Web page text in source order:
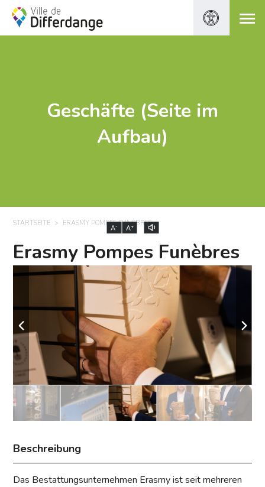
Geschäfte (Seite im
Aufbau)
STARTSEITE ERASMY POMPES FUNÈBRES
A- A+
Erasmy Pompes Funèbres
Beschreibung
Das Bestattungsunternehmen Erasmy ist seit mehreren